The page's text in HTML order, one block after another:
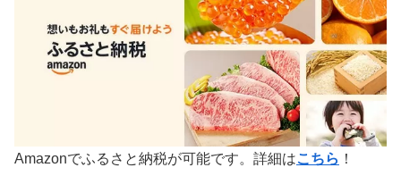
Amazonでふるさと納税が可能です。詳細はこちら ！